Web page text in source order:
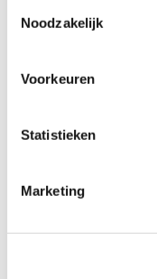
Noodzakelijk
Voorkeuren
Statistieken
Marketing